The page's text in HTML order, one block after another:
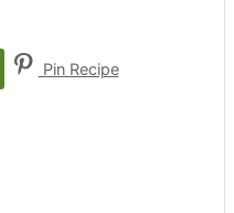
Pin Recipe